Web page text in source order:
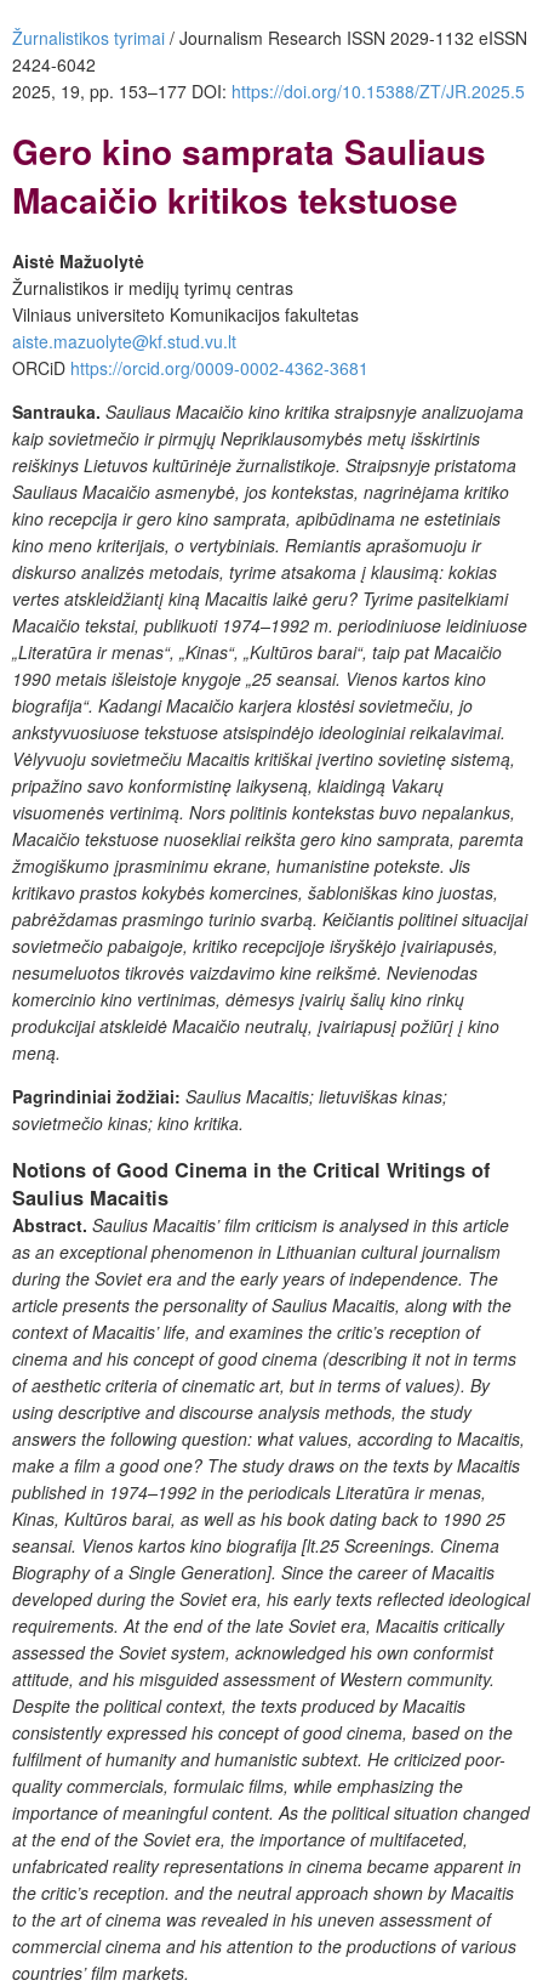
Žurnalistikos tyrimai / Journalism Research ISSN 2029-1132 eISSN
2424-6042
2025, 19, pp. 153–177 DOI: https://doi.org/10.15388/ZT/JR.2025.5
Gero kino samprata Sauliaus
Macaičio kritikos tekstuose
Aistė Mažuolytė
Žurnalistikos ir medijų tyrimų centras
Vilniaus universiteto Komunikacijos fakultetas
aiste.mazuolyte@kf.stud.vu.lt
ORCiD https://orcid.org/0009-0002-4362-3681
Santrauka. Sauliaus Macaičio kino kritika straipsnyje analizuojama
kaip sovietmečio ir pirmųjų Nepriklausomybės metų išskirtinis
reiškinys Lietuvos kultūrinėje žurnalistikoje. Straipsnyje pristatoma
Sauliaus Macaičio asmenybė, jos kontekstas, nagrinėjama kritiko
kino recepcija ir gero kino samprata, apibūdinama ne estetiniais
kino meno kriterijais, o vertybiniais. Remiantis aprašomuoju ir
diskurso analizės metodais, tyrime atsakoma į klausimą: kokias
vertes atskleidžiantį kiną Macaitis laikė geru? Tyrime pasitelkiami
Macaičio tekstai, publikuoti 1974–1992 m. periodiniuose leidiniuose
„Literatūra ir menas“, „Kinas“, „Kultūros barai“, taip pat Macaičio
1990 metais išleistoje knygoje „25 seansai. Vienos kartos kino
biografija“. Kadangi Macaičio karjera klostėsi sovietmečiu, jo
ankstyvuosiuose tekstuose atsispindėjo ideologiniai reikalavimai.
Vėlyvuoju sovietmečiu Macaitis kritiškai įvertino sovietinę sistemą,
pripažino savo konformistinę laikyseną, klaidingą Vakarų
visuomenės vertinimą. Nors politinis kontekstas buvo nepalankus,
Macaičio tekstuose nuosekliai reikšta gero kino samprata, paremta
žmogiškumo įprasminimu ekrane, humanistine potekste. Jis
kritikavo prastos kokybės komercines, šabloniškas kino juostas,
pabrėždamas prasmingo turinio svarbą. Keičiantis politinei situacijai
sovietmečio pabaigoje, kritiko recepcijoje išryškėjo įvairiapusės,
nesumeluotos tikrovės vaizdavimo kine reikšmė. Nevienodas
komercinio kino vertinimas, dėmesys įvairių šalių kino rinkų
produkcijai atskleidė Macaičio neutralų, įvairiapusį požiūrį į kino
meną.
Pagrindiniai žodžiai: Saulius Macaitis; lietuviškas kinas;
sovietmečio kinas; kino kritika.
Notions of Good Cinema in the Critical Writings of
Saulius Macaitis
Abstract. Saulius Macaitis’ film criticism is analysed in this article
as an exceptional phenomenon in Lithuanian cultural journalism
during the Soviet era and the early years of independence. The
article presents the personality of Saulius Macaitis, along with the
context of Macaitis’ life, and examines the critic’s reception of
cinema and his concept of good cinema (describing it not in terms
of aesthetic criteria of cinematic art, but in terms of values). By
using descriptive and discourse analysis methods, the study
answers the following question: what values, according to Macaitis,
make a film a good one? The study draws on the texts by Macaitis
published in 1974–1992 in the periodicals Literatūra ir menas,
Kinas, Kultūros barai, as well as his book dating back to 1990 25
seansai. Vienos kartos kino biografija [lt.25 Screenings. Cinema
Biography of a Single Generation]. Since the career of Macaitis
developed during the Soviet era, his early texts reflected ideological
requirements. At the end of the late Soviet era, Macaitis critically
assessed the Soviet system, acknowledged his own conformist
attitude, and his misguided assessment of Western community.
Despite the political context, the texts produced by Macaitis
consistently expressed his concept of good cinema, based on the
fulfilment of humanity and humanistic subtext. He criticized poor-
quality commercials, formulaic films, while emphasizing the
importance of meaningful content. As the political situation changed
at the end of the Soviet era, the importance of multifaceted,
unfabricated reality representations in cinema became apparent in
the critic’s reception. and the neutral approach shown by Macaitis
to the art of cinema was revealed in his uneven assessment of
commercial cinema and his attention to the productions of various
countries’ film markets.